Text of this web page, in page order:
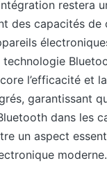
restera
des capacités de
technologie
l’efficacité et
garantissant
dans les
un aspect
moderne.